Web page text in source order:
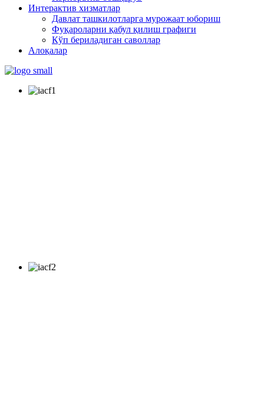
Интерактив хизматлар
Давлат ташкилотларга мурожаат юбориш
Фуқароларни қабул қилиш графиги
Кўп бериладиган саволлар
Алоқалар